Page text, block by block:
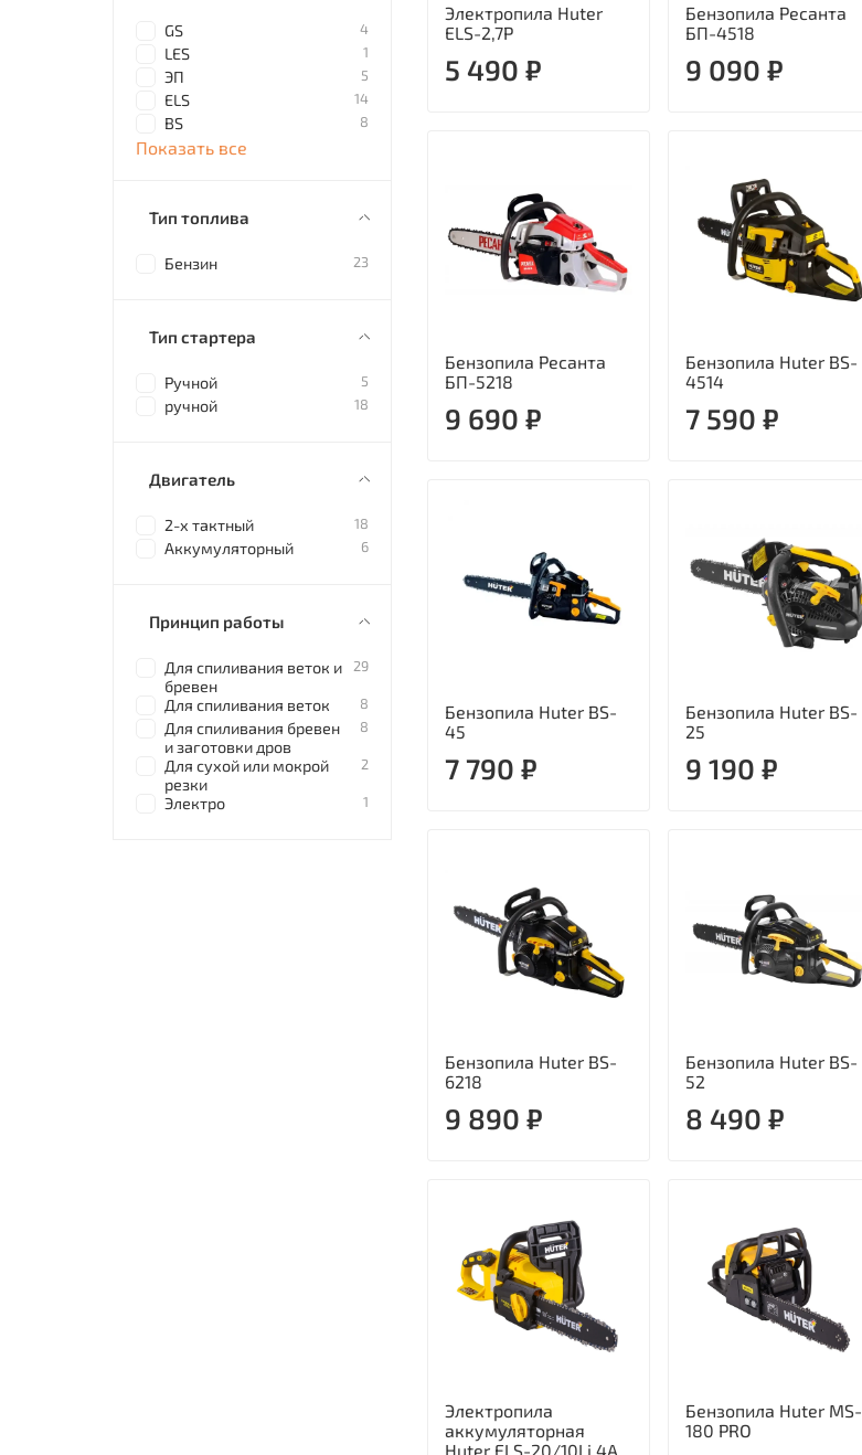
Электропила Huter
ELS-2,7P
5 490 ₽
Бензопила Ресанта
БП-4518
9 090 ₽
Бензопила Ресанта
БП-5218
9 690 ₽
Бензопила Huter BS-
4514
7 590 ₽
Бензопила Huter BS-
45
7 790 ₽
Бензопила Huter BS-
25
9 190 ₽
Бензопила Huter BS-
6218
9 890 ₽
Бензопила Huter BS-
52
8 490 ₽
Электропила
аккумуляторная
Huter ELS-20/10Li 4A
Бензопила Huter MS-
180 PRO
GS 4
LES 1
ЭП 5
ELS 14
BS 8
Показать все
Тип топлива
Бензин 23
Тип стартера
Ручной 5
ручной 18
Двигатель
2-х тактный 18
Аккумуляторный 6
Принцип работы
Для спиливания веток и
бревен
29
Для спиливания веток 8
Для спиливания бревен
и заготовки дров
8
Для сухой или мокрой
резки
2
Электро 1